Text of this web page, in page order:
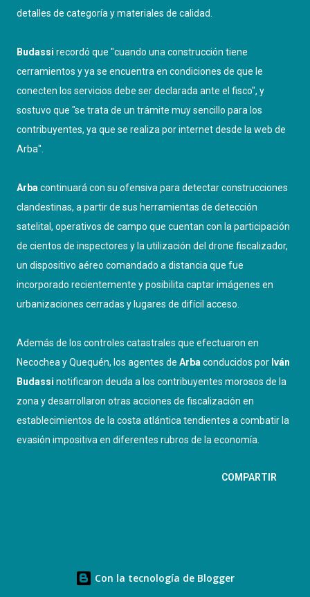
detalles de categoría y materiales de calidad.
Budassi recordó que "cuando una construcción tiene
cerramientos y ya se encuentra en condiciones de que le
conecten los servicios debe ser declarada ante el fisco", y
sostuvo que "se trata de un trámite muy sencillo para los
contribuyentes, ya que se realiza por internet desde la web de
Arba".
Arba continuará con su ofensiva para detectar construcciones
clandestinas, a partir de sus herramientas de detección
satelital, operativos de campo que cuentan con la participación
de cientos de inspectores y la utilización del drone fiscalizador,
un dispositivo aéreo comandado a distancia que fue
incorporado recientemente y posibilita captar imágenes en
urbanizaciones cerradas y lugares de difícil acceso.
Además de los controles catastrales que efectuaron en
Necochea y Quequén, los agentes de Arba conducidos por Iván
Budassi notificaron deuda a los contribuyentes morosos de la
zona y desarrollaron otras acciones de fiscalización en
establecimientos de la costa atlántica tendientes a combatir la
evasión impositiva en diferentes rubros de la economía.
COMPARTIR
Con la tecnología de Blogger